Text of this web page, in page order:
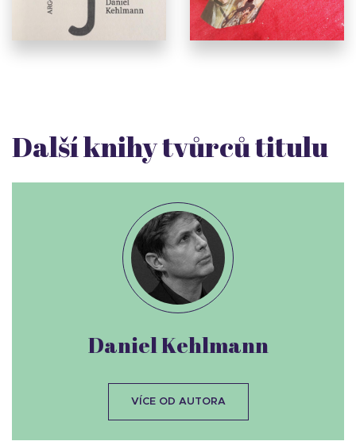
Další knihy tvůrců titulu
Daniel Kehlmann
VÍCE OD AUTORA